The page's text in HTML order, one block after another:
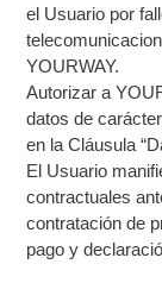
el Usuario por
YOURWAY.
Autorizar a
datos de
en la Cláusula
El Usuario
contractuales
contratación de
pago y